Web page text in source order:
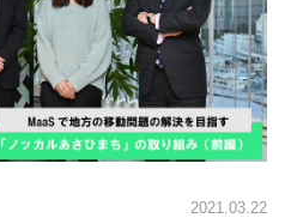
2021.03.22